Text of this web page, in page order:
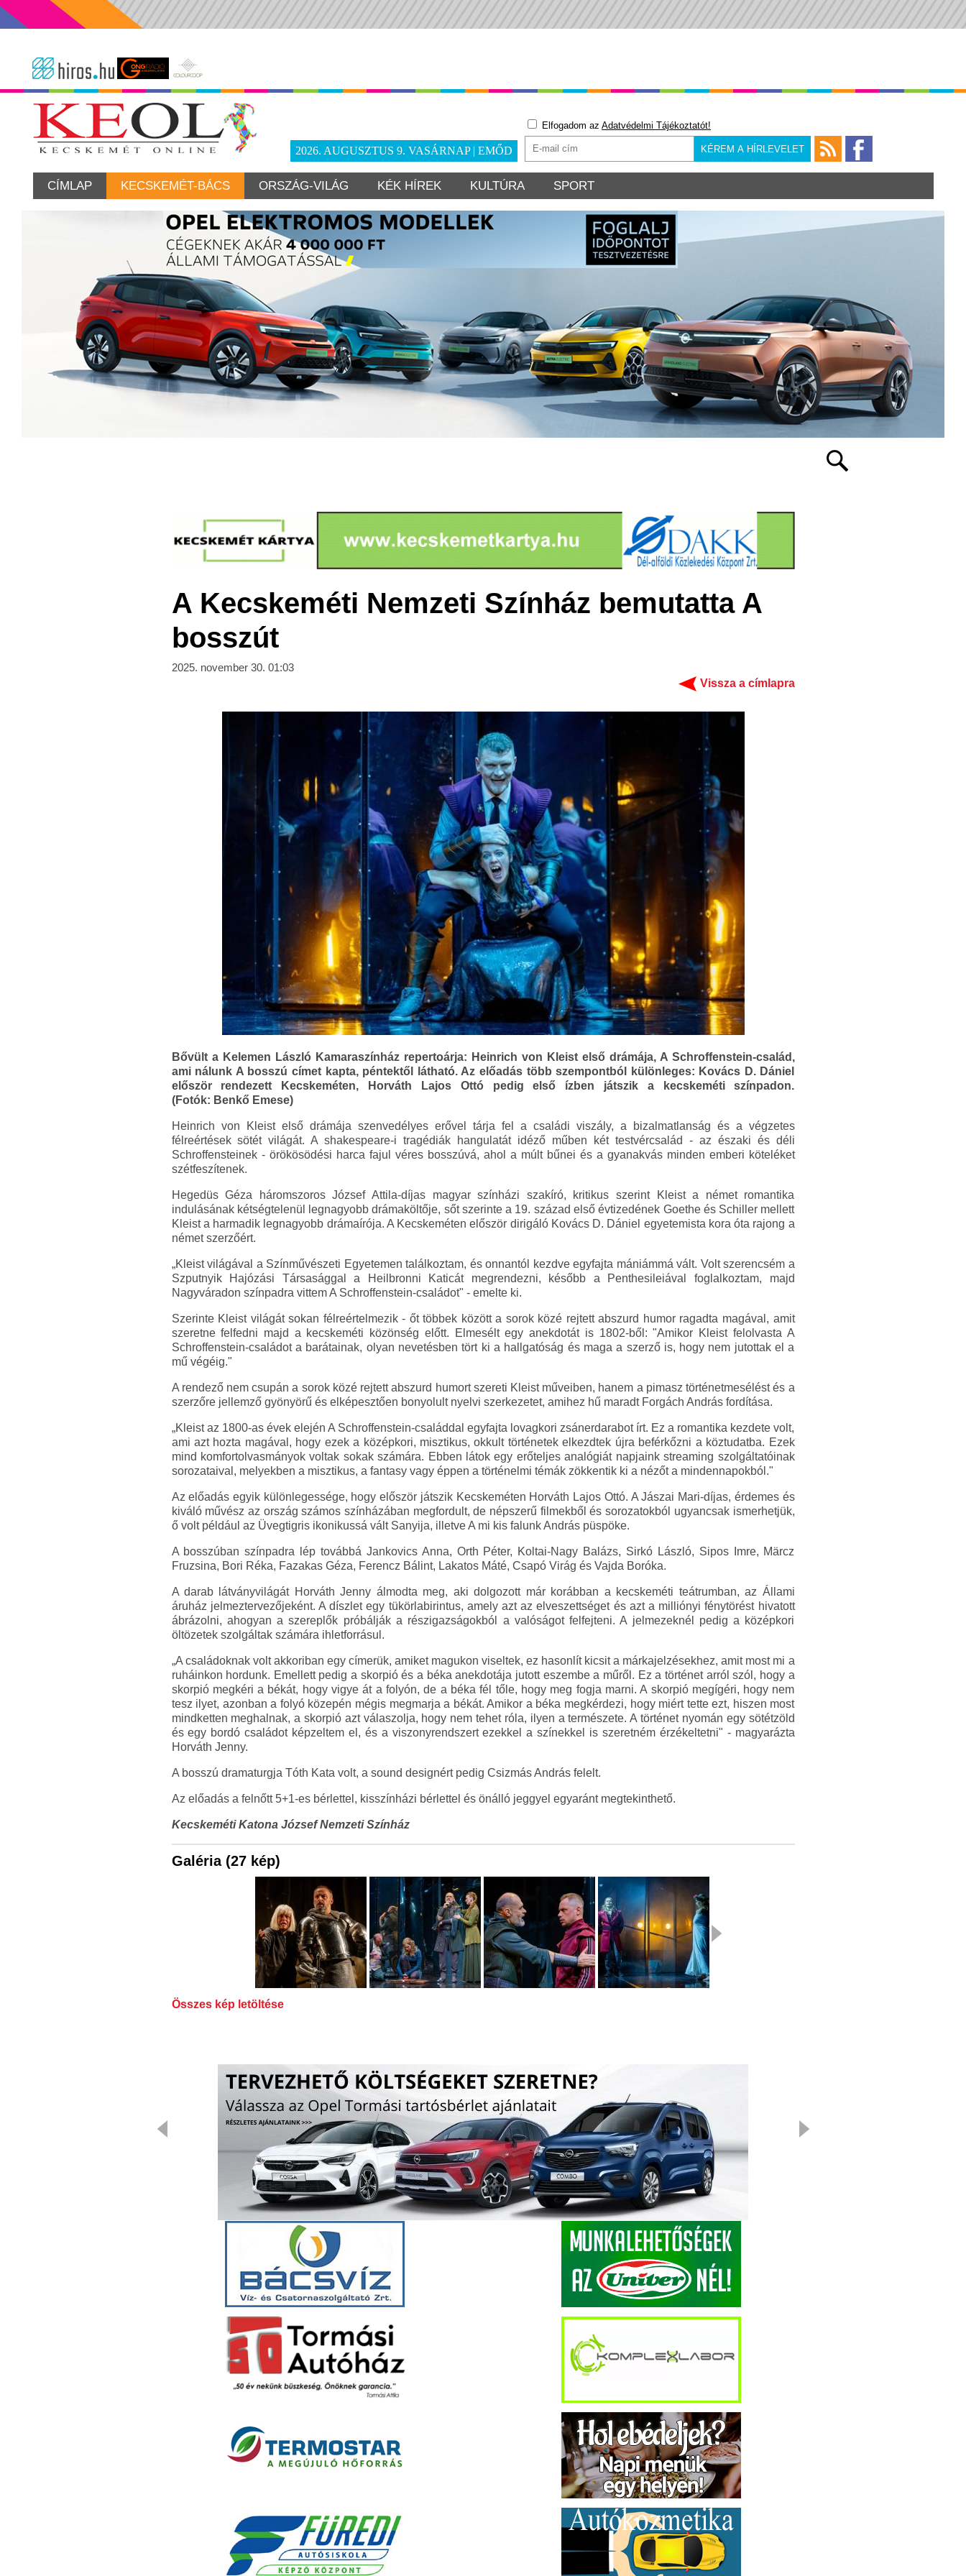
2026. AUGUSZTUS 9. VASÁRNAP | EMŐD
Elfogadom az Adatvédelmi Tájékoztatót!
CÍMLAP KECSKEMÉT-BÁCS ORSZÁG-VILÁG KÉK HÍREK KULTÚRA SPORT
A Kecskeméti Nemzeti Színház bemutatta A
bosszút
2025. november 30. 01:03
Vissza a címlapra
Bővült a Kelemen László Kamaraszínház repertoárja: Heinrich von Kleist első drámája, A Schroffenstein-család,
ami nálunk A bosszú címet kapta, péntektől látható. Az előadás több szempontból különleges: Kovács D. Dániel
először rendezett Kecskeméten, Horváth Lajos Ottó pedig első ízben játszik a kecskeméti színpadon.
(Fotók: Benkő Emese)
Heinrich von Kleist első drámája szenvedélyes erővel tárja fel a családi viszály, a bizalmatlanság és a végzetes
félreértések sötét világát. A shakespeare-i tragédiák hangulatát idéző műben két testvércsalád - az északi és déli
Schroffensteinek - örökösödési harca fajul véres bosszúvá, ahol a múlt bűnei és a gyanakvás minden emberi köteléket
szétfeszítenek.
Hegedüs Géza háromszoros József Attila-díjas magyar színházi szakíró, kritikus szerint Kleist a német romantika
indulásának kétségtelenül legnagyobb drámaköltője, sőt szerinte a 19. század első évtizedének Goethe és Schiller mellett
Kleist a harmadik legnagyobb drámaírója. A Kecskeméten először dirigáló Kovács D. Dániel egyetemista kora óta rajong a
német szerzőért.
„Kleist világával a Színművészeti Egyetemen találkoztam, és onnantól kezdve egyfajta mániámmá vált. Volt szerencsém a
Szputnyik Hajózási Társasággal a Heilbronni Katicát megrendezni, később a Penthesileiával foglalkoztam, majd
Nagyváradon színpadra vittem A Schroffenstein-családot" - emelte ki.
Szerinte Kleist világát sokan félreértelmezik - őt többek között a sorok közé rejtett abszurd humor ragadta magával, amit
szeretne felfedni majd a kecskeméti közönség előtt. Elmesélt egy anekdotát is 1802-ből: "Amikor Kleist felolvasta A
Schroffenstein-családot a barátainak, olyan nevetésben tört ki a hallgatóság és maga a szerző is, hogy nem jutottak el a
mű végéig."
A rendező nem csupán a sorok közé rejtett abszurd humort szereti Kleist műveiben, hanem a pimasz történetmesélést és a
szerzőre jellemző gyönyörű és elképesztően bonyolult nyelvi szerkezetet, amihez hű maradt Forgách András fordítása.
„Kleist az 1800-as évek elején A Schroffenstein-családdal egyfajta lovagkori zsánerdarabot írt. Ez a romantika kezdete volt,
ami azt hozta magával, hogy ezek a középkori, misztikus, okkult történetek elkezdtek újra beférkőzni a köztudatba. Ezek
mind komfortolvasmányok voltak sokak számára. Ebben látok egy erőteljes analógiát napjaink streaming szolgáltatóinak
sorozataival, melyekben a misztikus, a fantasy vagy éppen a történelmi témák zökkentik ki a nézőt a mindennapokból."
Az előadás egyik különlegessége, hogy először játszik Kecskeméten Horváth Lajos Ottó. A Jászai Mari-díjas, érdemes és
kiváló művész az ország számos színházában megfordult, de népszerű filmekből és sorozatokból ugyancsak ismerhetjük,
ő volt például az Üvegtigris ikonikussá vált Sanyija, illetve A mi kis falunk András püspöke.
A bosszúban színpadra lép továbbá Jankovics Anna, Orth Péter, Koltai-Nagy Balázs, Sirkó László, Sipos Imre, Märcz
Fruzsina, Bori Réka, Fazakas Géza, Ferencz Bálint, Lakatos Máté, Csapó Virág és Vajda Boróka.
A darab látványvilágát Horváth Jenny álmodta meg, aki dolgozott már korábban a kecskeméti teátrumban, az Állami
áruház jelmeztervezőjeként. A díszlet egy tükörlabirintus, amely azt az elveszettséget és azt a milliónyi fénytörést hivatott
ábrázolni, ahogyan a szereplők próbálják a részigazságokból a valóságot felfejteni. A jelmezeknél pedig a középkori
öltözetek szolgáltak számára ihletforrásul.
„A családoknak volt akkoriban egy címerük, amiket magukon viseltek, ez hasonlít kicsit a márkajelzésekhez, amit most mi a
ruháinkon hordunk. Emellett pedig a skorpió és a béka anekdotája jutott eszembe a műről. Ez a történet arról szól, hogy a
skorpió megkéri a békát, hogy vigye át a folyón, de a béka fél tőle, hogy meg fogja marni. A skorpió megígéri, hogy nem
tesz ilyet, azonban a folyó közepén mégis megmarja a békát. Amikor a béka megkérdezi, hogy miért tette ezt, hiszen most
mindketten meghalnak, a skorpió azt válaszolja, hogy nem tehet róla, ilyen a természete. A történet nyomán egy sötétzöld
és egy bordó családot képzeltem el, és a viszonyrendszert ezekkel a színekkel is szeretném érzékeltetni" - magyarázta
Horváth Jenny.
A bosszú dramaturgja Tóth Kata volt, a sound designért pedig Csizmás András felelt.
Az előadás a felnőtt 5+1-es bérlettel, kisszínházi bérlettel és önálló jeggyel egyaránt megtekinthető.
Kecskeméti Katona József Nemzeti Színház
Galéria (27 kép)
Összes kép letöltése